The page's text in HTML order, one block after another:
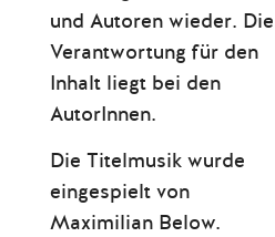
und Autoren wieder. Die
Verantwortung für den
Inhalt liegt bei den
AutorInnen.
Die Titelmusik wurde
eingespielt von
Maximilian Below.